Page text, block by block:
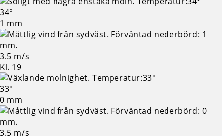
34°
1 mm
3.5 m/s
Kl. 19
33°
0 mm
3.5 m/s